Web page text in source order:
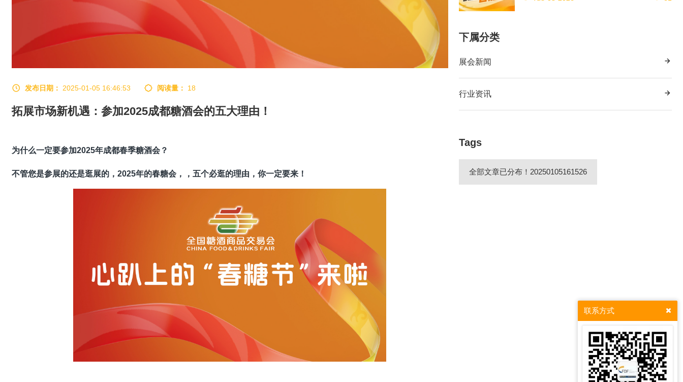
发布日期： 2025-01-05 16:46:53 阅读量： 18
拓展市场新机遇：参加2025成都糖酒会的五大理由！
为什么一定要参加2025年成都春季糖酒会？
不管您是参展的还是逛展的，2025年的春糖会，，五个必逛的理由 ， 你一定要来！
下属分类
展会新闻
行业资讯
Tags
全部文章已分布！20250105161526
联系方式